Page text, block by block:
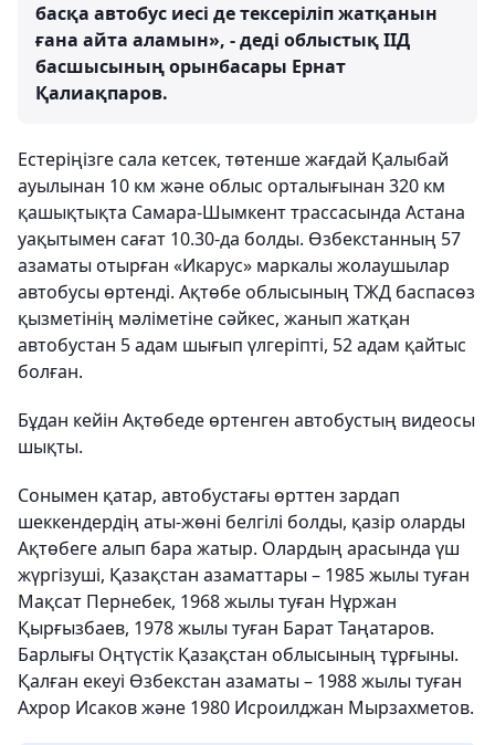
басқа автобус иесі де тексеріліп жатқанын
ғана айта аламын», - деді облыстық ІІД
басшысының орынбасары Ернат
Қалиақпаров.
Естеріңізге сала кетсек, төтенше жағдай Қалыбай
ауылынан 10 км және облыс орталығынан 320 км
қашықтықта Самара-Шымкент трассасында Астана
уақытымен сағат 10.30-да болды. Өзбекстанның 57
азаматы отырған «Икарус» маркалы жолаушылар
автобусы өртенді. Ақтөбе облысының ТЖД баспасөз
қызметінің мәліметіне сәйкес, жанып жатқан
автобустан 5 адам шығып үлгеріпті, 52 адам қайтыс
болған.
Бұдан кейін Ақтөбеде өртенген автобустың видеосы
шықты.
Сонымен қатар, автобустағы өрттен зардап
шеккендердің аты-жөні белгілі болды, қазір оларды
Ақтөбеге алып бара жатыр. Олардың арасында үш
жүргізуші, Қазақстан азаматтары – 1985 жылы туған
Мақсат Пернебек, 1968 жылы туған Нұржан
Қырғызбаев, 1978 жылы туған Барат Таңатаров.
Барлығы Оңтүстік Қазақстан облысының тұрғыны.
Қалған екеуі Өзбекстан азаматы – 1988 жылы туған
Ахрор Исаков және 1980 Исроилджан Мырзахметов.